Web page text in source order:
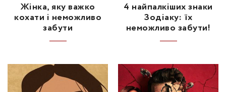
Жінка, яку важко
кохати і неможливо
забути
4 найпалкіших знаки
Зодіаку: їх
неможливо забути!